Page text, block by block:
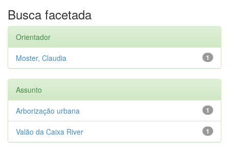
Busca facetada
Orientador
1
Moster, Claudia
Assunto
1
Arborização urbana
1
Valão da Caixa River